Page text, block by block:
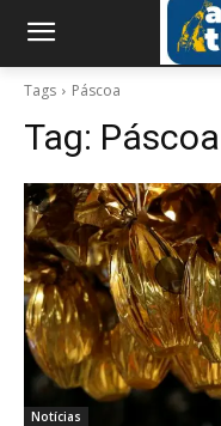
Tags Páscoa
Tag: Páscoa
Notícias